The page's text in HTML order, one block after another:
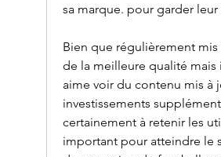
sa marque. pour garder
Bien que régulièrement
de la meilleure qualité
aime voir du contenu mis à
investissements
certainement à retenir les
important pour atteindre le